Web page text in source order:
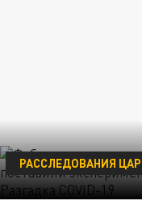
РАССЛЕДОВАНИЯ